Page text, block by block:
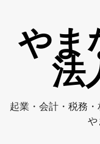
やま
法
起業・会計・税務
や